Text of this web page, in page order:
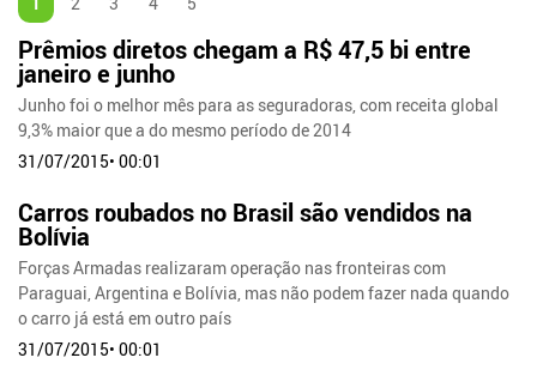
Prêmios diretos chegam a R$ 47,5 bi entre
janeiro e junho
Junho foi o melhor mês para as seguradoras, com receita global
9,3% maior que a do mesmo período de 2014
31/07/2015• 00:01
Carros roubados no Brasil são vendidos na
Bolívia
Forças Armadas realizaram operação nas fronteiras com
Paraguai, Argentina e Bolívia, mas não podem fazer nada quando
o carro já está em outro país
31/07/2015• 00:01